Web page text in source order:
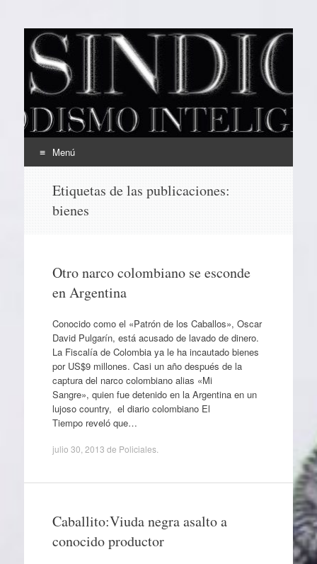
EL SINDICAL
Periodismo Inteligente
Menú
contenido
Etiquetas de las publicaciones:
bienes
Otro narco colombiano se esconde
en Argentina
Conocido como el «Patrón de los Caballos», Oscar
David Pulgarín, está acusado de lavado de dinero.
La Fiscalía de Colombia ya le ha incautado bienes
por US$9 millones. Casi un año después de la
captura del narco colombiano alias «Mi
Sangre», quien fue detenido en la Argentina en un
lujoso country, el diario colombiano El
Tiempo reveló que…
julio 30, 2013 de Policiales.
Caballito:Viuda negra asalto a
conocido productor